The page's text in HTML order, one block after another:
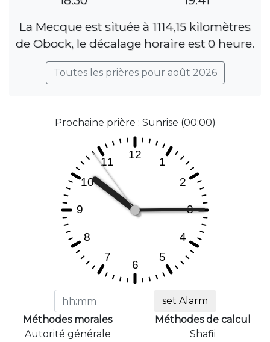
La Mecque est située à 1114,15 kilomètres
de Obock, le décalage horaire est 0 heure.
Toutes les prières pour août 2026
Prochaine prière : Sunrise (00:00)
set Alarm
Méthodes morales
Autorité générale
Méthodes de calcul
Shafii